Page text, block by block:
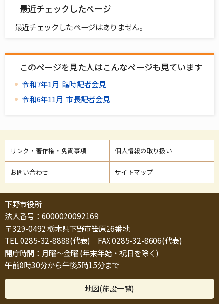
最近チェックしたページ
最近チェックしたページはありません。
このページを見た人はこんなページも見ています
令和7年1月 臨時記者会見
令和6年11月 市長記者会見
リンク・著作権・免責事項 個人情報の取り扱い
お問い合わせ サイトマップ
下野市役所
法人番号：6000020092169
〒329-0492 栃木県下野市笹原26番地
TEL 0285-32-8888(代表) FAX 0285-32-8606(代表)
開庁時間：月曜～金曜 (年末年始・祝日を除く)
午前8時30分から午後5時15分まで
地図(施設一覧)